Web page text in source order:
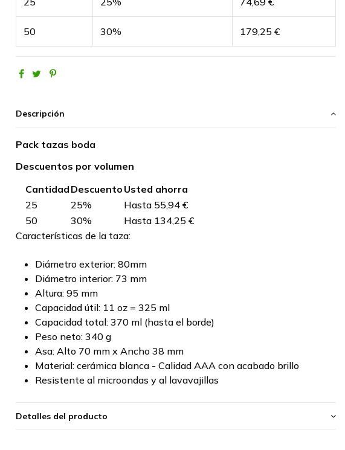
50 30% 179,25 €
Descripción
Pack tazas boda
Descuentos por volumen
Cantidad Descuento Usted ahorra
25
25% Hasta55,94 €
50
30% Hasta134,25 €
Características de la taza:
Diámetro exterior: 80mm
Diámetro interior: 73 mm
Altura: 95 mm
Capacidad útil: 11 oz = 325 ml
Capacidad total: 370 ml (hasta el borde)
Peso neto: 340 g
Asa: Alto 70 mm x Ancho 38 mm
Material: cerámica blanca - Calidad AAA con acabado brillo
Resistente al microondas y al lavavajillas
Detalles del producto